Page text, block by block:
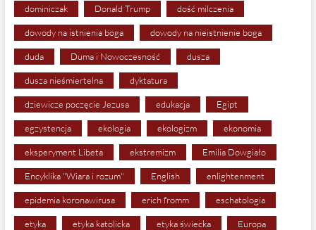
dominiczak Donald Trump dość milczenia
dowody na istnienia boga dowody na nieistnienie boga
duda Duma i Nowoczesność dusza
dusza nieśmiertelna dyktatura
dziewicze poczęcie Jezusa edukacja Egipt
egzystencja ekologia ekologizm ekonomia
eksperyment Libeta ekstremizm Emilia Dowgiało
Encyklika "Wiara i rozum" English enlightenment
epidemia koronawirusa erich fromm eschatologia
etyka etyka katolicka etyka świecka Europa